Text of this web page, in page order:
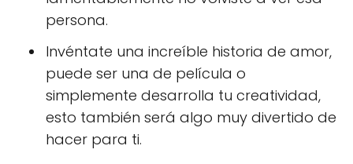
persona.
Invéntate una increíble historia de amor,
puede ser una de película o
simplemente desarrolla tu creatividad,
esto también será algo muy divertido de
hacer para ti.